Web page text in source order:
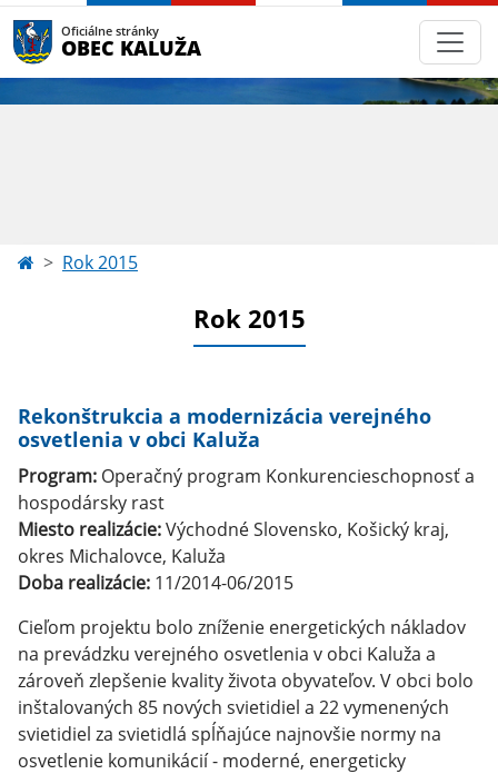
Oficiálne stránky
OBEC KALUŽA
Rok 2015
Rok 2015
Rekonštrukcia a modernizácia verejného
osvetlenia v obci Kaluža
Program: Operačný program Konkurencieschopnosť a
hospodársky rast
Miesto realizácie:Východné Slovensko, Košický kraj,
okres Michalovce, Kaluža
Doba realizácie: 11/2014-06/2015
Cieľom projektu bolo zníženie energetických nákladov
na prevádzku verejného osvetlenia v obci Kaluža a
zároveň zlepšenie kvality života obyvateľov. V obci bolo
inštalovaných 85 nových svietidiel a 22 vymenených
svietidiel za svietidlá spĺňajúce najnovšie normy na
osvetlenie komunikácií - moderné, energeticky